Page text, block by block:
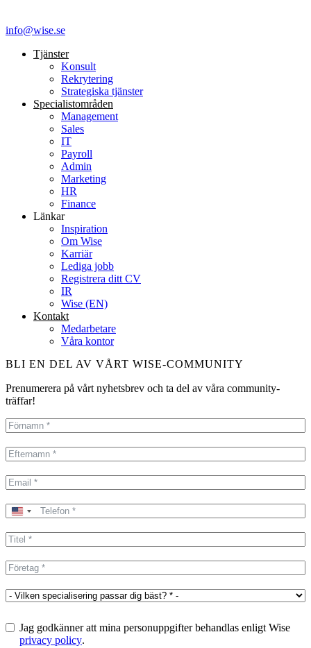
info@wise.se
Tjänster
Konsult
Rekrytering
Strategiska tjänster
Specialist­områden
Management
Sales
IT
Payroll
Admin
Marketing
HR
Finance
Länkar
Inspiration
Om Wise
Karriär
Lediga jobb
Registrera ditt CV
IR
Wise (EN)
Kontakt
Medarbetare
Våra kontor
BLI EN DEL AV VÅRT WISE-COMMUNITY
Prenumerera på vårt nyhetsbrev och ta del av våra community-
träffar!
United
+1
Jag godkänner att mina personuppgifter behandlas enligt Wise
privacy policy.